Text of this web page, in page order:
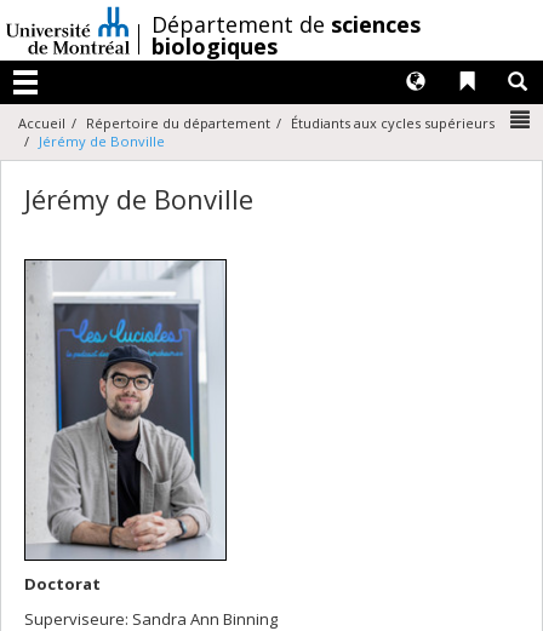
au
contenu
/Département de sciences
biologiques
Menu
Liens
Langues
Accueil Répertoire du département
Étudiants aux cycles supérieurs
Jérémy de Bonville
Jérémy de Bonville
Doctorat
Superviseure: Sandra Ann Binning